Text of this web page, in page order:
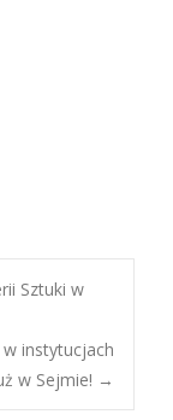
Sztuki w
instytucjach
w Sejmie! →